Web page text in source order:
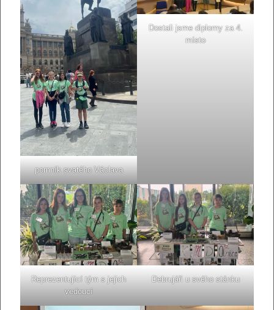
pomník svatého Václava
Dostali jsme diplomy za 4.
místo
Reprezentující tým s jejich
vedoucí
Debrujáři u svého stánku